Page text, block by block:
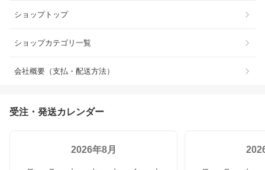
ショップトップ
ショップカテゴリ一覧
会社概要（支払・配送方法）
受注・発送カレンダー
2026年8月